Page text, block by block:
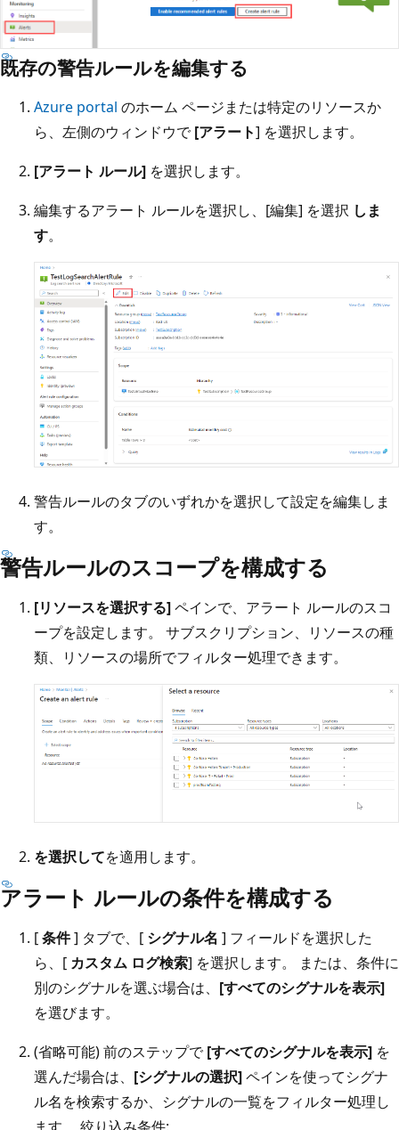
既存の警告ルールを編集する
Azure portal のホーム ページまたは特定のリソースか
ら、左側のウィンドウで[アラート] を選択します。
[アラート ルール] を選択します。
編集するアラート ルールを選択し、[編集] を選択 しま
す。
警告ルールのタブのいずれかを選択して設定を編集しま
す。
警告ルールのスコープを構成する
[リソースを選択する]ペインで、アラート ルールのスコ
ープを設定します。 サブスクリプション、リソースの種
類、リソースの場所でフィルター処理できます。
を選択してを適用します。
アラート ルールの条件を構成する
[条件] タブで、[ シグナル名 ] フィールドを選択した
ら、[ カスタム ログ検索] を選択します。 または、条件に
別のシグナルを選ぶ場合は、 [すべてのシグナルを表示]
を選びます。
(省略可能) 前のステップで[すべてのシグナルを表示] を
選んだ場合は、 [シグナルの選択]ペインを使ってシグナ
ル名を検索するか、シグナルの一覧をフィルター処理し